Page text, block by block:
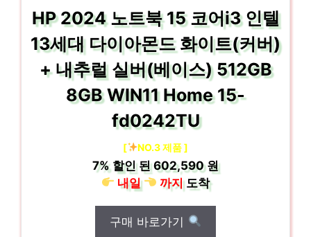
HP 2024 노트북 15 코어i3 인텔
13세대 다이아몬드 화이트(커버)
+ 내추럴 실버(베이스) 512GB
8GB WIN11 Home 15-
fd0242TU
[ NO.3 제품 ]
7% 할인 된602,590 원
내일
까지도착
구매 바로가기